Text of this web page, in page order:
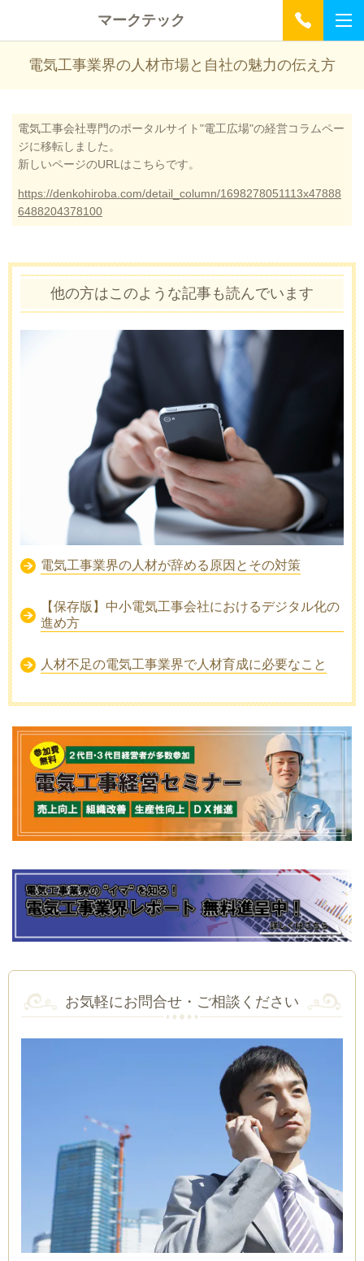
マークテック
電気工事業界の人材市場と自社の魅力の伝え方
電気工事会社専門のポータルサイト"電工広場"の経営コラムペー
ジに移転しました。
新しいページのURLはこちらです。
https://denkohiroba.com/detail_column/1698278051113x47888
6488204378100
他の方はこのような記事も読んでいます
電気工事業界の人材が辞める原因とその対策
【保存版】中小電気工事会社におけるデジタル化の
進め方
人材不足の電気工事業界で人材育成に必要なこと
お気軽にお問合せ・ご相談ください